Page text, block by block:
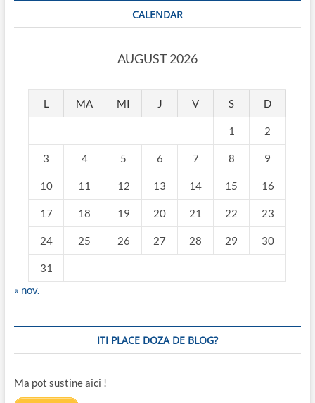
CALENDAR
AUGUST 2026
L MA MI J V S D
1 2
3 4 5 6 7 8 9
10 11 12 13 14 15 16
17 18 19 20 21 22 23
24 25 26 27 28 29 30
31
« nov.
ITI PLACE DOZA DE BLOG?
Ma pot sustine aici !